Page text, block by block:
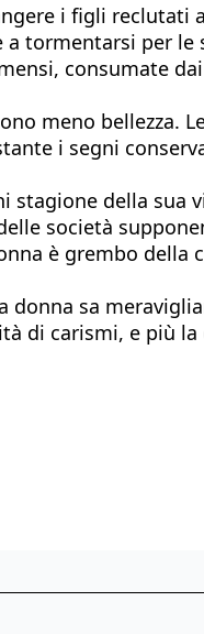
i figli
tormentarsi per le
consumate
meno bellezza.
i segni
stagione della sua
società
è grembo della
sa
di carismi, e più la